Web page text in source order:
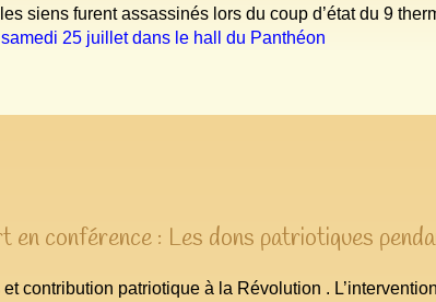
siens furent assassinés lors du coup d’état du 9
25 juillet dans le hall du Panthéon
en conférence : Les dons patriotiques
contribution patriotique à la Révolution .